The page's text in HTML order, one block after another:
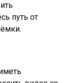
путь от